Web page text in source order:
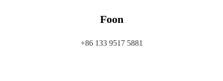
Foon
+86 133 9517 5881